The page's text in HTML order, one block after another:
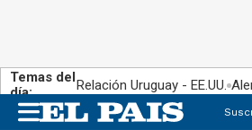
Temas del
día:
Relación Uruguay - EE.UU.